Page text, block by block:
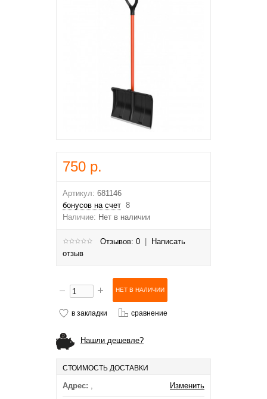
750 р.
Артикул: 681146
бонусов на счет 8
Наличие: Нет в наличии
Отзывов: 0
Написать
отзыв
в закладки сравнение
Нашли дешевле?
СТОИМОСТЬ ДОСТАВКИ
Адрес: , Изменить